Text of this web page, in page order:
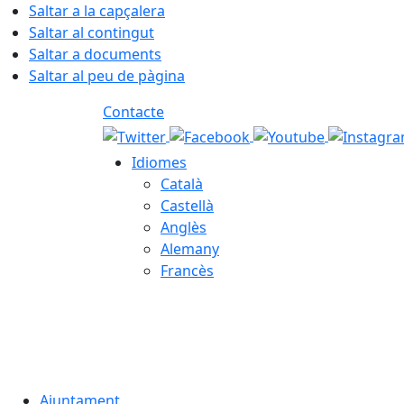
Saltar a la capçalera
Saltar al contingut
Saltar a documents
Saltar al peu de pàgina
Contacte
Idiomes
Català
Castellà
Anglès
Alemany
Francès